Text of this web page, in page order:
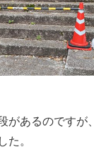
があるのですが、
た。